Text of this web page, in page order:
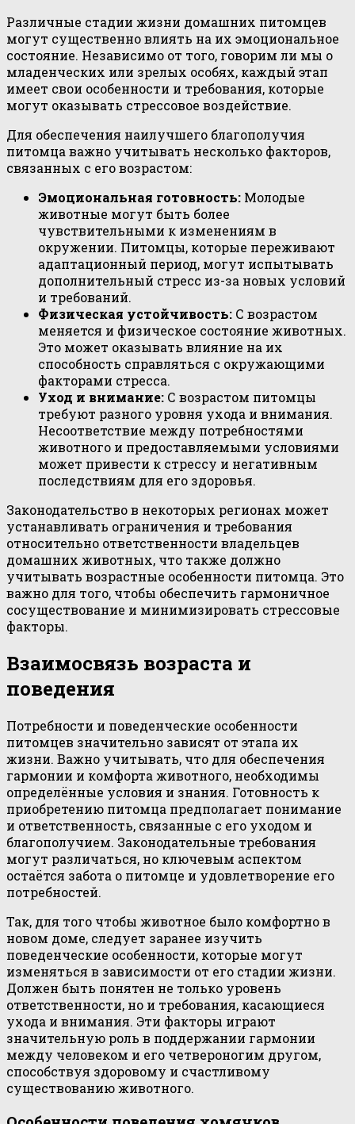
Различные стадии жизни домашних питомцев
могут существенно влиять на их эмоциональное
состояние. Независимо от того, говорим ли мы о
младенческих или зрелых особях, каждый этап
имеет свои особенности и требования, которые
могут оказывать стрессовое воздействие.
Для обеспечения наилучшего благополучия
питомца важно учитывать несколько факторов,
связанных с его возрастом:
Эмоциональная готовность: Молодые
животные могут быть более
чувствительными к изменениям в
окружении. Питомцы, которые переживают
адаптационный период, могут испытывать
дополнительный стресс из-за новых условий
и требований.
Физическая устойчивость: С возрастом
меняется и физическое состояние животных.
Это может оказывать влияние на их
способность справляться с окружающими
факторами стресса.
Уход и внимание: С возрастом питомцы
требуют разного уровня ухода и внимания.
Несоответствие между потребностями
животного и предоставляемыми условиями
может привести к стрессу и негативным
последствиям для его здоровья.
Законодательство в некоторых регионах может
устанавливать ограничения и требования
относительно ответственности владельцев
домашних животных, что также должно
учитывать возрастные особенности питомца. Это
важно для того, чтобы обеспечить гармоничное
сосуществование и минимизировать стрессовые
факторы.
Взаимосвязь возраста и
поведения
Потребности и поведенческие особенности
питомцев значительно зависят от этапа их
жизни. Важно учитывать, что для обеспечения
гармонии и комфорта животного, необходимы
определённые условия и знания. Готовность к
приобретению питомца предполагает понимание
и ответственность, связанные с его уходом и
благополучием. Законодательные требования
могут различаться, но ключевым аспектом
остаётся забота о питомце и удовлетворение его
потребностей.
Так, для того чтобы животное было комфортно в
новом доме, следует заранее изучить
поведенческие особенности, которые могут
изменяться в зависимости от его стадии жизни.
Должен быть понятен не только уровень
ответственности, но и требования, касающиеся
ухода и внимания. Эти факторы играют
значительную роль в поддержании гармонии
между человеком и его четвероногим другом,
способствуя здоровому и счастливому
существованию животного.